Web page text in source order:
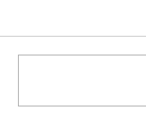
العالمي: افتح
الجامعة